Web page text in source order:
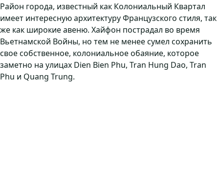
Район города, известный как Колониальный Квартал
имеет интересную архитектуру Французского стиля, так
же как широкие авеню. Хайфон пострадал во время
Вьетнамской Войны, но тем не менее сумел сохранить
свое собственное, колониальное обаяние, которое
заметно на улицах Dien Bien Phu, Tran Hung Dao, Tran
Phu и Quang Trung.